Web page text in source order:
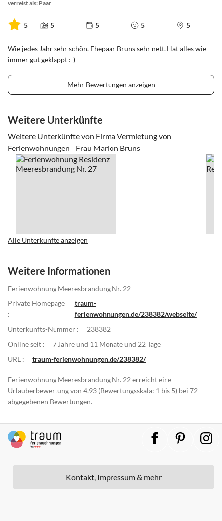
verreist als: Paar
5 5 5 5 5
Wie jedes Jahr sehr schön. Ehepaar Bruns sehr nett. Hat alles wie
immer gut geklappt :-)
Mehr Bewertungen anzeigen
Weitere Unterkünfte
Weitere Unterkünfte von Firma Vermietung von
Ferienwohnungen - Frau Marion Bruns
Alle Unterkünfte anzeigen
Weitere Informationen
Ferienwohnung Meeresbrandung Nr. 22
Private Homepage
:
traum-
ferienwohnungen.de/238382/webseite/
Unterkunfts-Nummer :
238382
Online seit :
7 Jahre und 11 Monate und 22 Tage
URL :
traum-ferienwohnungen.de/238382/
Ferienwohnung Meeresbrandung Nr. 22 erreicht eine
Urlauberbewertung von 4.93 (Bewertungsskala: 1 bis 5) bei 72
abgegebenen Bewertungen.
Kontakt, Impressum & mehr